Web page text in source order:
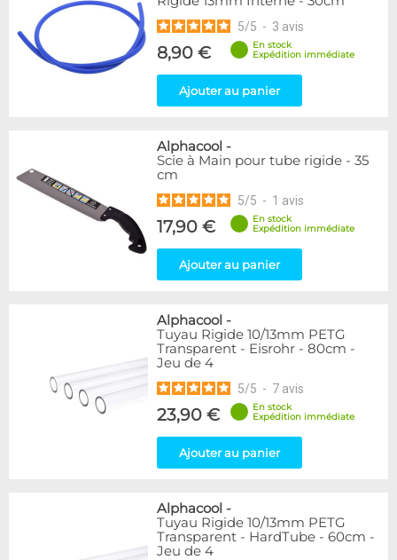
5/5 - 3 avis
8,90 €
En stock
Expédition immédiate
Ajouter au panier
Alphacool -
Scie à Main pour tube rigide - 35
cm
5/5 - 1 avis
17,90 €
En stock
Expédition immédiate
Ajouter au panier
Alphacool -
Tuyau Rigide 10/13mm PETG
Transparent - Eisrohr - 80cm -
Jeu de 4
5/5 - 7 avis
23,90 €
En stock
Expédition immédiate
Ajouter au panier
Alphacool -
Tuyau Rigide 10/13mm PETG
Transparent - HardTube - 60cm -
Jeu de 4